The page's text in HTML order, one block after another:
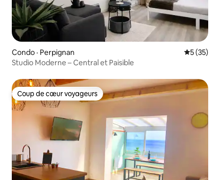
Condo · Perpignan Note
5 (35)
Studio Moderne – Central et Paisible
Coup de cœur voyageurs
Coup de cœur voyageurs